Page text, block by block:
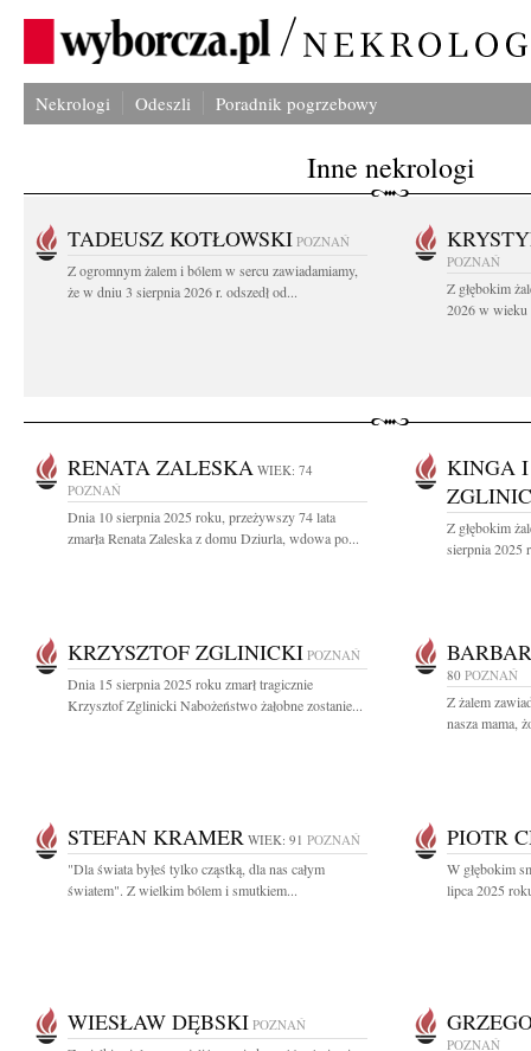
Nekrologi Odeszli Poradnik pogrzebowy
Inne nekrologi
TADEUSZ KOTŁOWSKI POZNAŃ
Z ogromnym żalem i bólem w sercu zawiadamiamy,
że w dniu 3 sierpnia 2026 r. odszedł od...
POZNAŃ
Z głębokim
2026 w wieku
RENATA ZALESKA WIEK: 74
POZNAŃ
Dnia 10 sierpnia 2025 roku, przeżywszy 74 lata
zmarła Renata Zaleska z domu Dziurla, wdowa po...
KINGA
Z głębokim
sierpnia 2025
KRZYSZTOF ZGLINICKI POZNAŃ
Dnia 15 sierpnia 2025 roku zmarł tragicznie
Krzysztof Zglinicki Nabożeństwo żałobne zostanie...
80 POZNAŃ
Z żalem
nasza mama,
STEFAN KRAMER WIEK: 91 POZNAŃ
"Dla świata byłeś tylko cząstką, dla nas całym
światem". Z wielkim bólem i smutkiem...
PIOTR
W głębokim
lipca 2025
WIESŁAW DĘBSKI POZNAŃ
POZNAŃ